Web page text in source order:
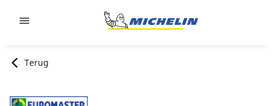
Terug